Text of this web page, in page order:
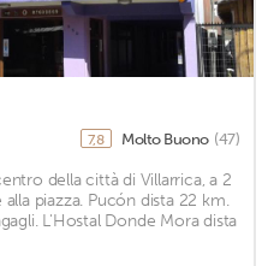
7,8 Molto Buono (47)
della città di Villarrica, a 2
piazza. Pucón dista 22 km.
L'Hostal Donde Mora dista